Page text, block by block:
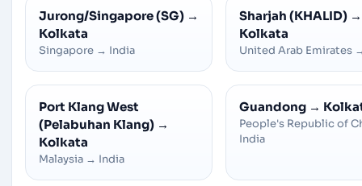
Jurong/Singapore (SG) →
Kolkata
Singapore → India
Sharjah (KHALID) →
Kolkata
United Arab Emirates
Port Klang West
(Pelabuhan Klang) →
Kolkata
Malaysia → India
Guandong →
People's Republic of
India